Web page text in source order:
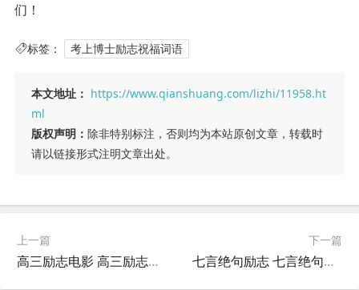
们！
标签： 考上博士励志祝福词语
本文地址： https://www.qianshuang.com/lizhi/11958.ht
ml
版权声明： 除非特别标注，否则均为本站原创文章，转载时
请以链接形式注明文章出处。
上一篇
高三励志电影 高三励志电影2024年？
下一篇
七言绝句励志 七言绝句励志短句？